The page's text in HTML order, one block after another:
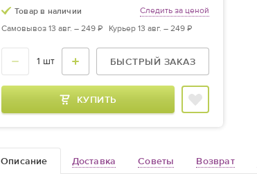
Товар в наличии
Следить за ценой
Самовывоз 13 авг. – 249 ₽ Курьер 13 авг. – 249 ₽
БЫСТРЫЙ ЗАКАЗ
КУПИТЬ
Описание Доставка Cоветы Возврат